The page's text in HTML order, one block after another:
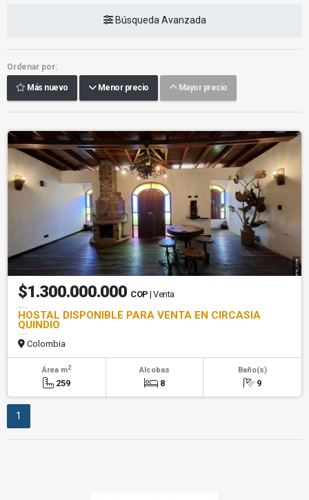
Búsqueda Avanzada
Ordenar por:
Más nuevo Menor precio Mayor precio
$1.300.000.000 COP | Venta
HOSTAL DISPONIBLE PARA VENTA EN CIRCASIA
QUINDIO
Colombia
Área m2
259
Alcobas
8
Baño(s)
9
1